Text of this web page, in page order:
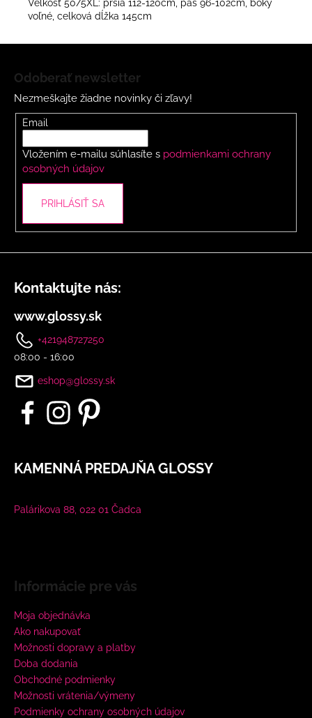
Veľkosť 50/5XL: prsia 112-120cm, pás 96-102cm, boky
voľné, celková dĺžka 145cm
Odoberať newsletter
Nezmeškajte žiadne novinky či zľavy!
Email
Vložením e-mailu súhlasíte s podmienkami ochrany
osobných údajov
PRIHLÁSIŤ SA
Kontaktujte nás:
www.glossy.sk
+421948727250
08:00 - 16:00
eshop@glossy.sk
KAMENNÁ PREDAJŇA GLOSSY
Palárikova 88, 022 01 Čadca
Informácie pre vás
Moja objednávka
Ako nakupovať
Možnosti dopravy a platby
Doba dodania
Obchodné podmienky
Možnosti vrátenia/výmeny
Podmienky ochrany osobných údajov